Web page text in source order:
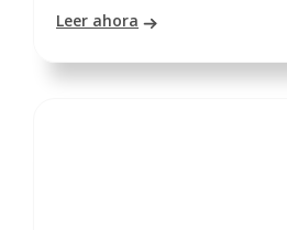
Leer ahora